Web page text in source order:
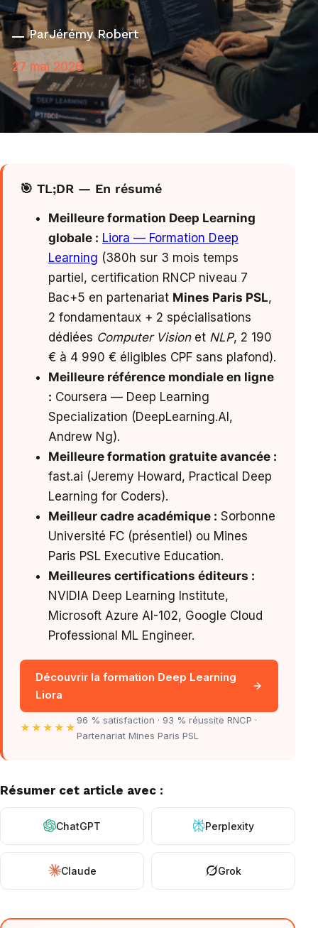
ParJérémy Robert
27 mai 2026
🎯 TL;DR — En résumé
Meilleure formation Deep Learning
globale : Liora — Formation Deep
Learning (380h sur 3 mois temps
partiel, certification RNCP niveau 7
Bac+5 en partenariat Mines Paris PSL,
2 fondamentaux + 2 spécialisations
dédiées Computer Visionet NLP, 2 190
€ à 4 990 € éligibles CPF sans plafond).
Meilleure référence mondiale en ligne
: Coursera — Deep Learning
Specialization (DeepLearning.AI,
Andrew Ng).
Meilleure formation gratuite avancée :
fast.ai (Jeremy Howard, Practical Deep
Learning for Coders).
Meilleur cadre académique : Sorbonne
Université FC (présentiel) ou Mines
Paris PSL Executive Education.
Meilleures certifications éditeurs :
NVIDIA Deep Learning Institute,
Microsoft Azure AI-102, Google Cloud
Professional ML Engineer.
Découvrir la formation Deep Learning
Liora
★★★★★
96 % satisfaction · 93 % réussite RNCP ·
Partenariat Mines Paris PSL
Résumer cet article avec :
ChatGPT Perplexity
Claude Grok